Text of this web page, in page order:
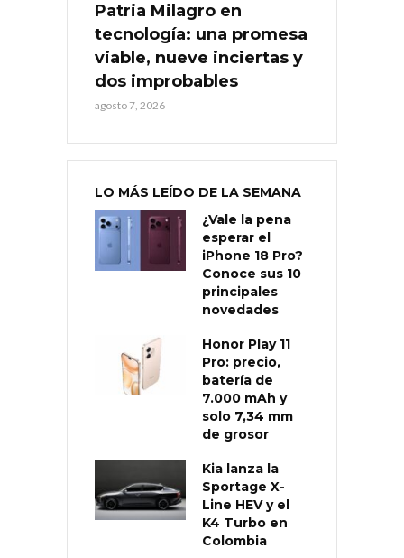
Patria Milagro en
tecnología: una promesa
viable, nueve inciertas y
dos improbables
agosto 7, 2026
LO MÁS LEÍDO DE LA SEMANA
¿Vale la pena
esperar el
iPhone 18 Pro?
Conoce sus 10
principales
novedades
Honor Play 11
Pro: precio,
batería de
7.000 mAh y
solo 7,34 mm
de grosor
Kia lanza la
Sportage X-
Line HEV y el
K4 Turbo en
Colombia